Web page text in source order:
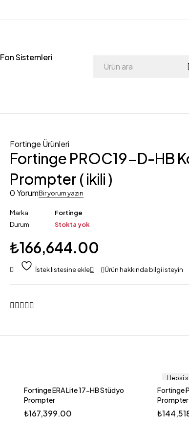
Fon Sistemleri
Fortinge Ürünleri
Fortinge PROC19-D-HB
Prompter ( ikili )
0 YorumBir yorum yazın
Marka
Fortinge
Durum
Stokta yok
₺166,644.00
Ürün hakkında bilgi isteyin
Fortinge ERA Lite 17-HB Stüdyo
Prompter
₺167,399.00
Hepsi
Fortinge
Prompter
₺